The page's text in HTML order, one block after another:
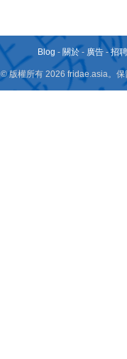
Blog - 關於 - 廣告 -招
© 版權所有 2026 fridae.asia。